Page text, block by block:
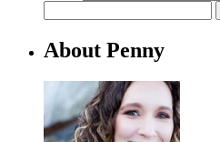
About Penny